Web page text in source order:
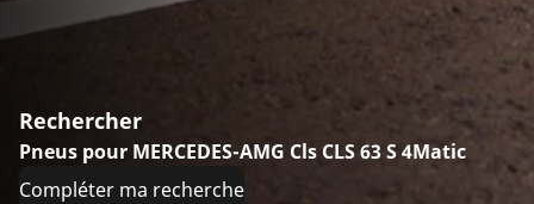
Rechercher
Pneus pour MERCEDES-AMG Cls CLS 63 S 4Matic
Compléter ma recherche